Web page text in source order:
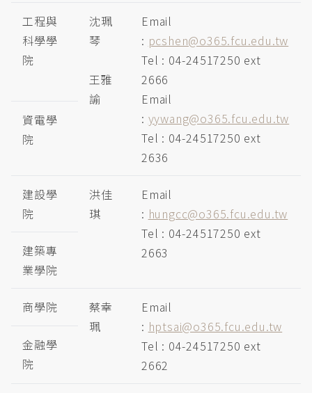
工程與
科學學
院
沈珮
琴
王雅
諭
Email
: pcshen@o365.fcu.edu.tw
Tel : 04-24517250 ext
2666
Email
: yywang@o365.fcu.edu.tw
Tel : 04-24517250 ext
2636
資電學
院
建設學
院
洪佳
琪
Email
: hungcc@o365.fcu.edu.tw
Tel : 04-24517250 ext
2663
建築專
業學院
商學院
蔡幸
珮
Email
: hptsai@o365.fcu.edu.tw
Tel : 04-24517250 ext
2662
金融學
院